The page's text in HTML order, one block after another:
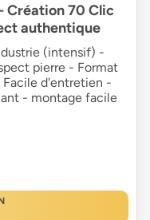
Création 70 Clic
authentique
(intensif) -
pierre - Format
d'entretien -
- montage facile